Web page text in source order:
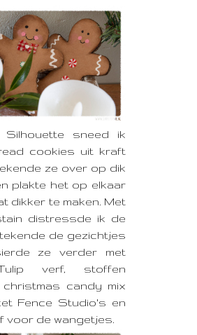
sneed ik
cookies uit kraft
ze over op dik
plakte het op elkaar
dikker te maken. Met
distressde ik de
de gezichtjes
ze verder met
verf, stoffen
christmas candy mix
Fence Studio's en
voor de wangetjes.